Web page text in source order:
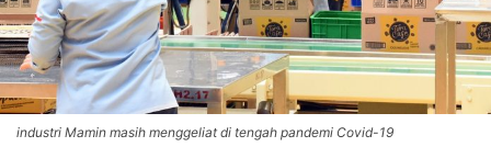
industri Mamin masih menggeliat di tengah pandemi Covid-19